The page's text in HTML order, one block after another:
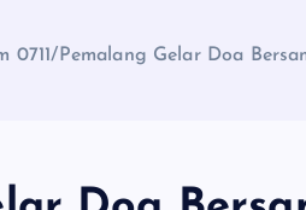
0711/Pemalang Gelar Doa